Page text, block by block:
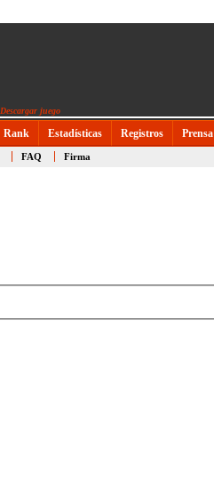
Descargar juego
Rank Estadísticas Registros Prensa
FAQ Firma